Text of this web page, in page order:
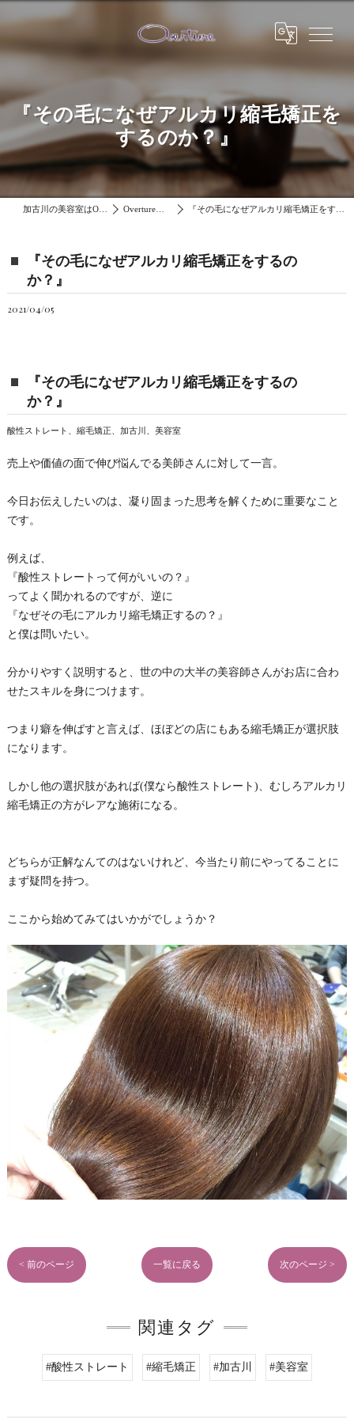
『その毛になぜアルカリ縮毛矯正を
するのか？』
加古川の美容室はOverture Overtureブログ 『その毛になぜアルカリ縮毛矯正をするのか？』
『その毛になぜアルカリ縮毛矯正をするの
か？』
2021/04/05
『その毛になぜアルカリ縮毛矯正をするの
か？』
酸性ストレート、縮毛矯正、加古川、美容室
売上や価値の面で伸び悩んでる美師さんに対して一言。
今日お伝えしたいのは、凝り固まった思考を解くために重要なこと
です。
例えば、
『酸性ストレートって何がいいの？』
ってよく聞かれるのですが、逆に
『なぜその毛にアルカリ縮毛矯正するの？』
と僕は問いたい。
分かりやすく説明すると、世の中の大半の美容師さんがお店に合わ
せたスキルを身につけます。
つまり癖を伸ばすと言えば、ほぼどの店にもある縮毛矯正が選択肢
になります。
しかし他の選択肢があれば(僕なら酸性ストレート)、むしろアルカリ
縮毛矯正の方がレアな施術になる。
どちらが正解なんてのはないけれど、今当たり前にやってることに
まず疑問を持つ。
ここから始めてみてはいかがでしょうか？
< 前のページ 一覧に戻る 次のページ >
関連タグ
#酸性ストレート #縮毛矯正 #加古川 #美容室